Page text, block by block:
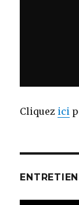
Cliquez ici